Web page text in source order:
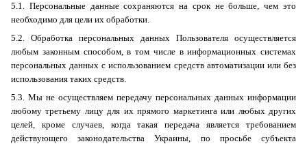
5.1. Персональные данные сохраняются на срок не больше, чем это
необходимо для цели их обработки.
5.2. Обработка персональных данных Пользователя осуществляется
любым законным способом, в том числе в информационных системах
персональных данных с использованием средств автоматизации или без
использования таких средств.
5.3. Мы не осуществляем передачу персональных данных информации
любому третьему лицу для их прямого маркетинга или любых других
целей, кроме случаев, когда такая передача является требованием
действующего законодательства Украины, по просьбе субъекта